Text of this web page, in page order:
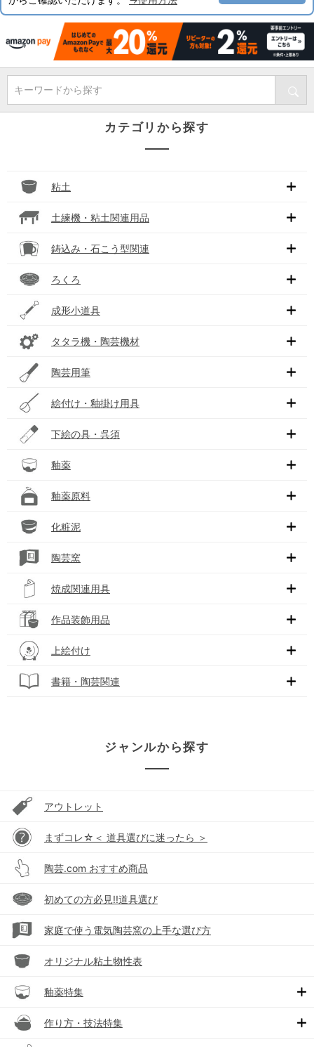
キーワードから探す
カテゴリから探す
粘土
土練機・粘土関連用品
鋳込み・石こう型関連
ろくろ
成形小道具
タタラ機・陶芸機材
陶芸用筆
絵付け・釉掛け用具
下絵の具・呉須
釉薬
釉薬原料
化粧泥
陶芸窯
焼成関連用具
作品装飾用品
上絵付け
書籍・陶芸関連
ジャンルから探す
アウトレット
まずコレ☆＜ 道具選びに迷ったら ＞
陶芸.com おすすめ商品
初めての方必見!!道具選び
家庭で使う電気陶芸窯の上手な選び方
オリジナル粘土物性表
釉薬特集
作り方・技法特集